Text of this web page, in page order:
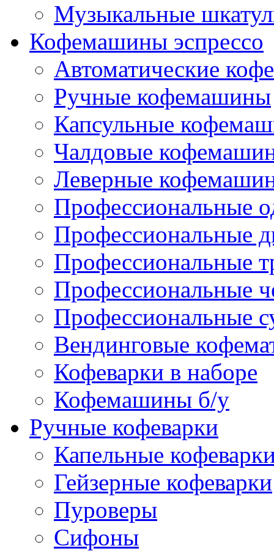
Музыкальные
Кофемашины эспрессо
Автоматические
Ручные кофемашины
Капсульные
Чалдовые
Леверные
Профессиональные
Профессиональные
Профессиональные
Профессиональные
Профессиональные
Вендинговые
Кофеварки в наборе
Кофемашины б/у
Ручные кофеварки
Капельные
Гейзерные кофеварки
Пуроверы
Сифоны